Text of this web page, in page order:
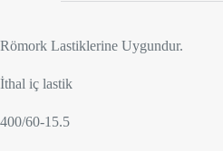
Römork Lastiklerine Uygundur.
İthal iç lastik
400/60-15.5